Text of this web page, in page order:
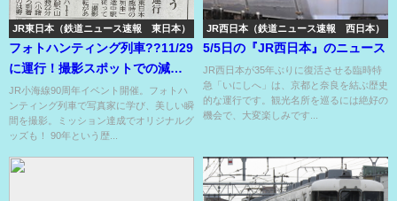
JR東日本（鉄道ニュース速報 東日本）
フォトハンティング列車??11/29
に運行！撮影スポットでの減速
や車内で撮影指導アリ??
JR小海線90周年イベント開催。フォトハ
ンティング列車で写真家に学び、美しい瞬
間を撮影。ミッション達成でオリジナルグ
ッズも！ 90年という歴...
JR西日本（鉄道ニュース速報 西日本）
5/5日の『JR西日本』のニュース
JR西日本が35年ぶりに復活させる臨時特
急「いにしへ」は、京都と奈良を結ぶ歴史
的な運行です。観光名所を巡るには絶好の
機会で、大変楽しみです...